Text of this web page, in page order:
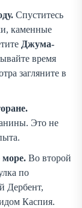
Спуститесь
каменные
Джума-
время
загляните в
Это не
море. Во второй
по
Дербент,
Каспия.